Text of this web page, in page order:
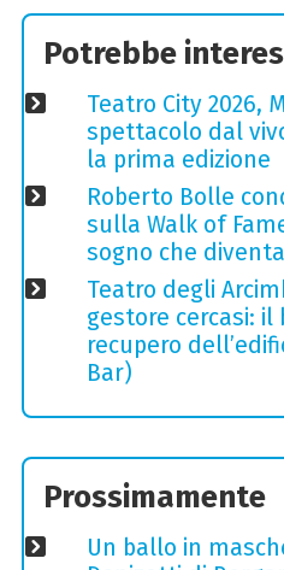
Potrebbe
Teatro City 2026,
spettacolo dal
la prima edizione
Roberto Bolle
sulla Walk of
sogno che
Teatro degli
gestore cercasi: il
recupero
Bar)
Prossimamente
Un ballo in